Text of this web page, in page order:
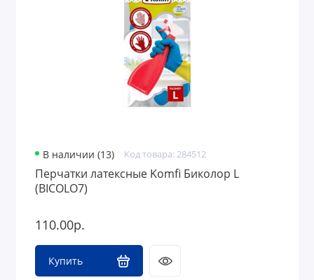
В наличии (13) Код товара: 284512
Перчатки латексные Komfi Биколор L
(BICOLO7)
110.00р.
Купить